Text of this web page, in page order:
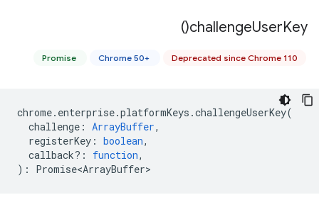
challengeUserKey(
)
Promise Chrome 50+ Deprecated since Chrome 110
chrome. enterprise.platformKeys .challengeUserKey(
challenge : ArrayBuffer,
registerKey : boolean,
callback? : function,
) : Promise<ArrayBuffer>